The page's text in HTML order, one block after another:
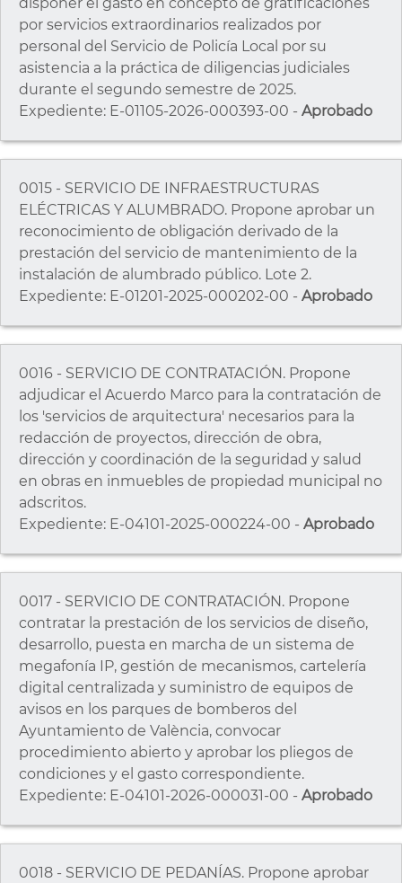
por servicios extraordinarios realizados por
personal del Servicio de Policía Local por su
asistencia a la práctica de diligencias judiciales
durante el segundo semestre de 2025.
Expediente: E-01105-2026-000393-00 - Aprobado
0015 - SERVICIO DE INFRAESTRUCTURAS
ELÉCTRICAS Y ALUMBRADO. Propone aprobar un
reconocimiento de obligación derivado de la
prestación del servicio de mantenimiento de la
instalación de alumbrado público. Lote 2.
Expediente: E-01201-2025-000202-00 - Aprobado
0016 - SERVICIO DE CONTRATACIÓN. Propone
adjudicar el Acuerdo Marco para la contratación de
los 'servicios de arquitectura' necesarios para la
redacción de proyectos, dirección de obra,
dirección y coordinación de la seguridad y salud
en obras en inmuebles de propiedad municipal no
adscritos.
Expediente: E-04101-2025-000224-00 - Aprobado
0017 - SERVICIO DE CONTRATACIÓN. Propone
contratar la prestación de los servicios de diseño,
desarrollo, puesta en marcha de un sistema de
megafonía IP, gestión de mecanismos, cartelería
digital centralizada y suministro de equipos de
avisos en los parques de bomberos del
Ayuntamiento de València, convocar
procedimiento abierto y aprobar los pliegos de
condiciones y el gasto correspondiente.
Expediente: E-04101-2026-000031-00 - Aprobado
0018 - SERVICIO DE PEDANÍAS. Propone aprobar